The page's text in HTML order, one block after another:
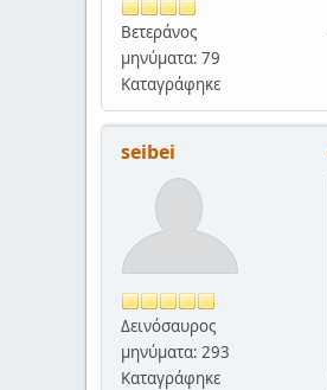
Βετεράνος
μηνύματα: 79
Καταγράφηκε
seibei
Δεινόσαυρος
μηνύματα: 293
Καταγράφηκε